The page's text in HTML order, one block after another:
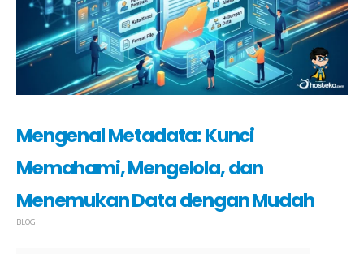
Mengenal Metadata: Kunci
Memahami, Mengelola, dan
Menemukan Data dengan Mudah
BLOG